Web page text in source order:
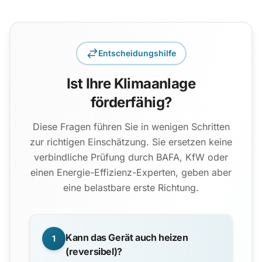
Entscheidungshilfe
Ist Ihre Klimaanlage
förderfähig?
Diese Fragen führen Sie in wenigen Schritten
zur richtigen Einschätzung. Sie ersetzen keine
verbindliche Prüfung durch BAFA, KfW oder
einen Energie-Effizienz-Experten, geben aber
eine belastbare erste Richtung.
1
Kann das Gerät auch heizen
(reversibel)?